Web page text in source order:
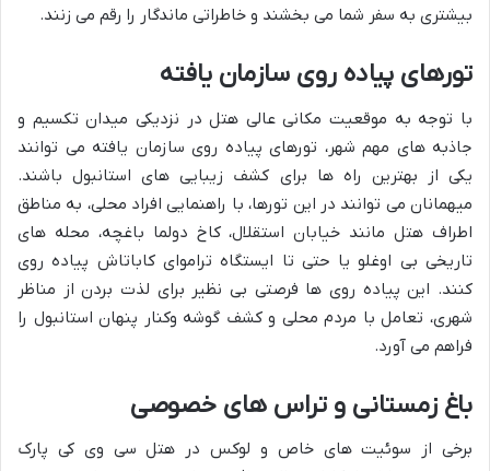
بیشتری به سفر شما می بخشند و خاطراتی ماندگار را رقم می زنند.
تورهای پیاده روی سازمان یافته
با توجه به موقعیت مکانی عالی هتل در نزدیکی میدان تکسیم و
جاذبه های مهم شهر، تورهای پیاده روی سازمان یافته می توانند
یکی از بهترین راه ها برای کشف زیبایی های استانبول باشند.
میهمانان می توانند در این تورها، با راهنمایی افراد محلی، به مناطق
اطراف هتل مانند خیابان استقلال، کاخ دولما باغچه، محله های
تاریخی بی اوغلو یا حتی تا ایستگاه تراموای کاباتاش پیاده روی
کنند. این پیاده روی ها فرصتی بی نظیر برای لذت بردن از مناظر
شهری، تعامل با مردم محلی و کشف گوشه وکنار پنهان استانبول را
فراهم می آورد.
باغ زمستانی و تراس های خصوصی
برخی از سوئیت های خاص و لوکس در هتل سی وی کی پارک